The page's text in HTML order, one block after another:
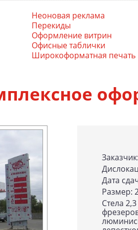
Неоновая реклама
Перекиды
Оформление витрин
Офис­ные таб­лички
Ши­роко­фор­матная пе­чать
За­каз­чик:
Да­та
Раз­мер:
Стела